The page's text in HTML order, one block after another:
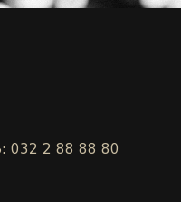
032 2 88 88 80